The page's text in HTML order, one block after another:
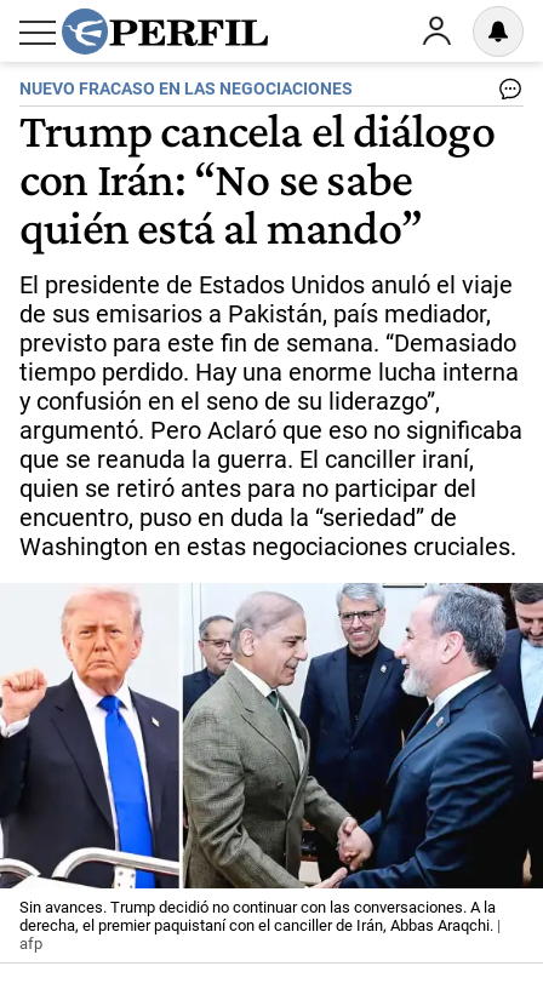
NUEVO FRACASO EN LAS NEGOCIACIONES
Trump cancela el diálogo
con Irán: “No se sabe
quién está al mando”
El presidente de Estados Unidos anuló el viaje
de sus emisarios a Pakistán, país mediador,
previsto para este fin de semana. “Demasiado
tiempo perdido. Hay una enorme lucha interna
y confusión en el seno de su liderazgo”,
argumentó. Pero Aclaró que eso no significaba
que se reanuda la guerra. El canciller iraní,
quien se retiró antes para no participar del
encuentro, puso en duda la “seriedad” de
Washington en estas negociaciones cruciales.
Sin avances. Trump decidió no continuar con las conversaciones. A la
derecha, el premier paquistaní con el canciller de Irán, Abbas Araqchi. |
afp